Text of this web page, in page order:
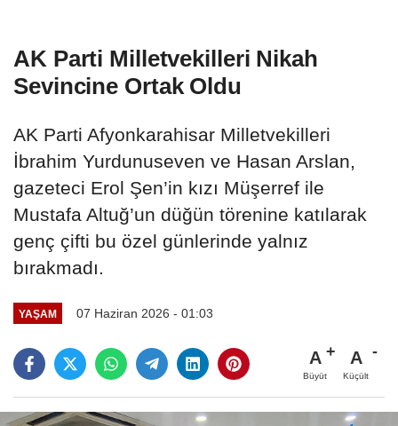
AK Parti Milletvekilleri Nikah
Sevincine Ortak Oldu
AK Parti Afyonkarahisar Milletvekilleri
İbrahim Yurdunuseven ve Hasan Arslan,
gazeteci Erol Şen’in kızı Müşerref ile
Mustafa Altuğ’un düğün törenine katılarak
genç çifti bu özel günlerinde yalnız
bırakmadı.
YAŞAM 07 Haziran 2026 - 01:03
A
Büyüt
A
Küçült